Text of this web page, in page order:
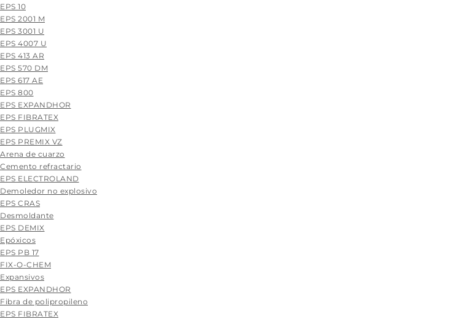
EPS 10
EPS 2001 M
EPS 3001 U
EPS 4007 U
EPS 413 AR
EPS 570 DM
EPS 617 AE
EPS 800
EPS EXPANDHOR
EPS FIBRATEX
EPS PLUGMIX
EPS PREMIX VZ
Arena de cuarzo
Cemento refractario
EPS ELECTROLAND
Demoledor no explosivo
EPS CRAS
Desmoldante
EPS DEMIX
Epóxicos
EPS PB 17
FIX-O-CHEM
Expansivos
EPS EXPANDHOR
Fibra de polipropileno
EPS FIBRATEX